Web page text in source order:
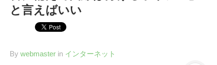
趣味 (140)
げっ歯類(6)
(6)
と言えばいい
By webmaster in インターネット